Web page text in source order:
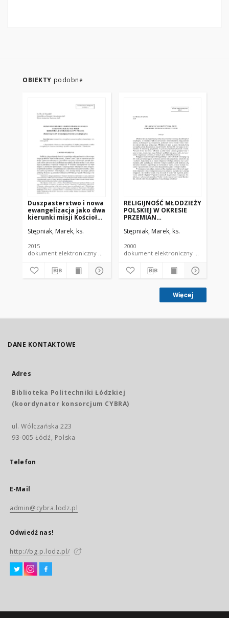
OBIEKTY podobne
Duszpasterstwo i nowa
ewangelizacja jako dwa
kierunki misji Kościoła
Perspektywa
socjologiczna
Stępniak, Marek, ks.
2015
dokument elektroniczny czasopismo
RELIGIJNOŚĆ MŁODZIEŻY
POLSKIEJ W OKRESIE
PRZEMIAN
Stępniak, Marek, ks.
2000
dokument elektroniczny czasopismo
Więcej
DANE KONTAKTOWE
Adres
Biblioteka Politechniki Łódzkiej
(koordynator konsorcjum CYBRA)
ul. Wólczańska 223
93-005 Łódź, Polska
Telefon
E-Mail
admin@cybra.lodz.pl
Odwiedź nas!
http://bg.p.lodz.pl/